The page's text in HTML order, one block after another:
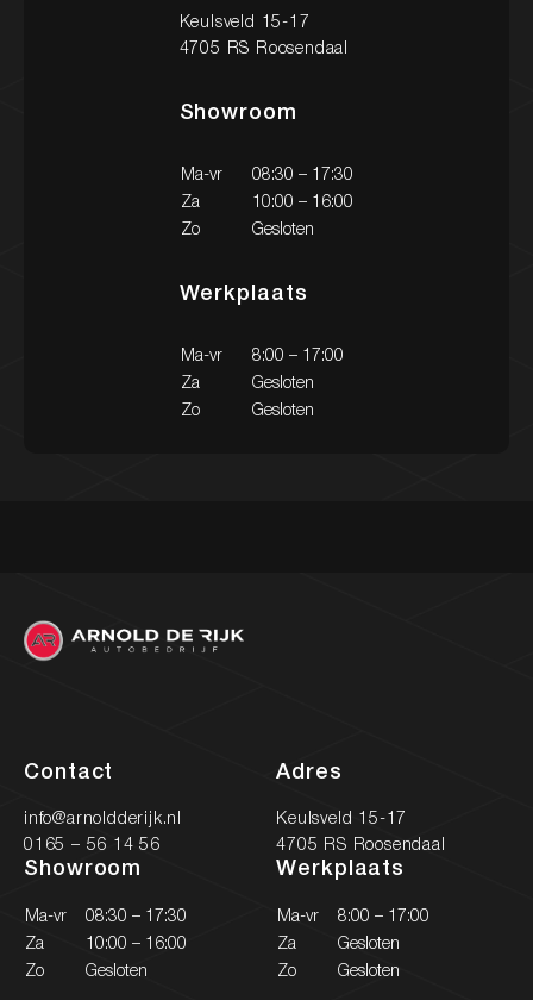
Keulsveld 15-17
4705 RS Roosendaal
Showroom
Ma-vr
08:30 – 17:30
Za
10:00 – 16:00
Zo
Gesloten
Werkplaats
Ma-vr
8:00 – 17:00
Za
Gesloten
Zo
Gesloten
Contact
info@arnoldderijk.nl
0165 – 56 14 56
Adres
Keulsveld 15-17
4705 RS Roosendaal
Showroom
Ma-vr
08:30 – 17:30
Za
10:00 – 16:00
Zo
Gesloten
Werkplaats
Ma-vr
8:00 – 17:00
Za
Gesloten
Zo
Gesloten